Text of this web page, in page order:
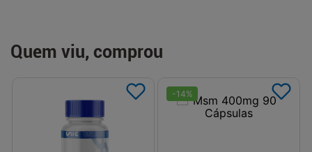
Quem viu, comprou
-14%